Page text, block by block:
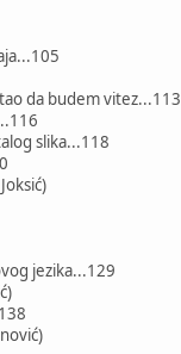
da budem vitez...113
slika...118
jezika...129